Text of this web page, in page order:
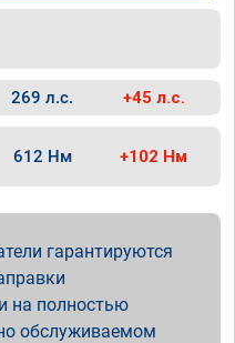
269 л.с. +45 л.с.
612 Нм +102 Нм
гарантируются
на полностью
обслуживаемом